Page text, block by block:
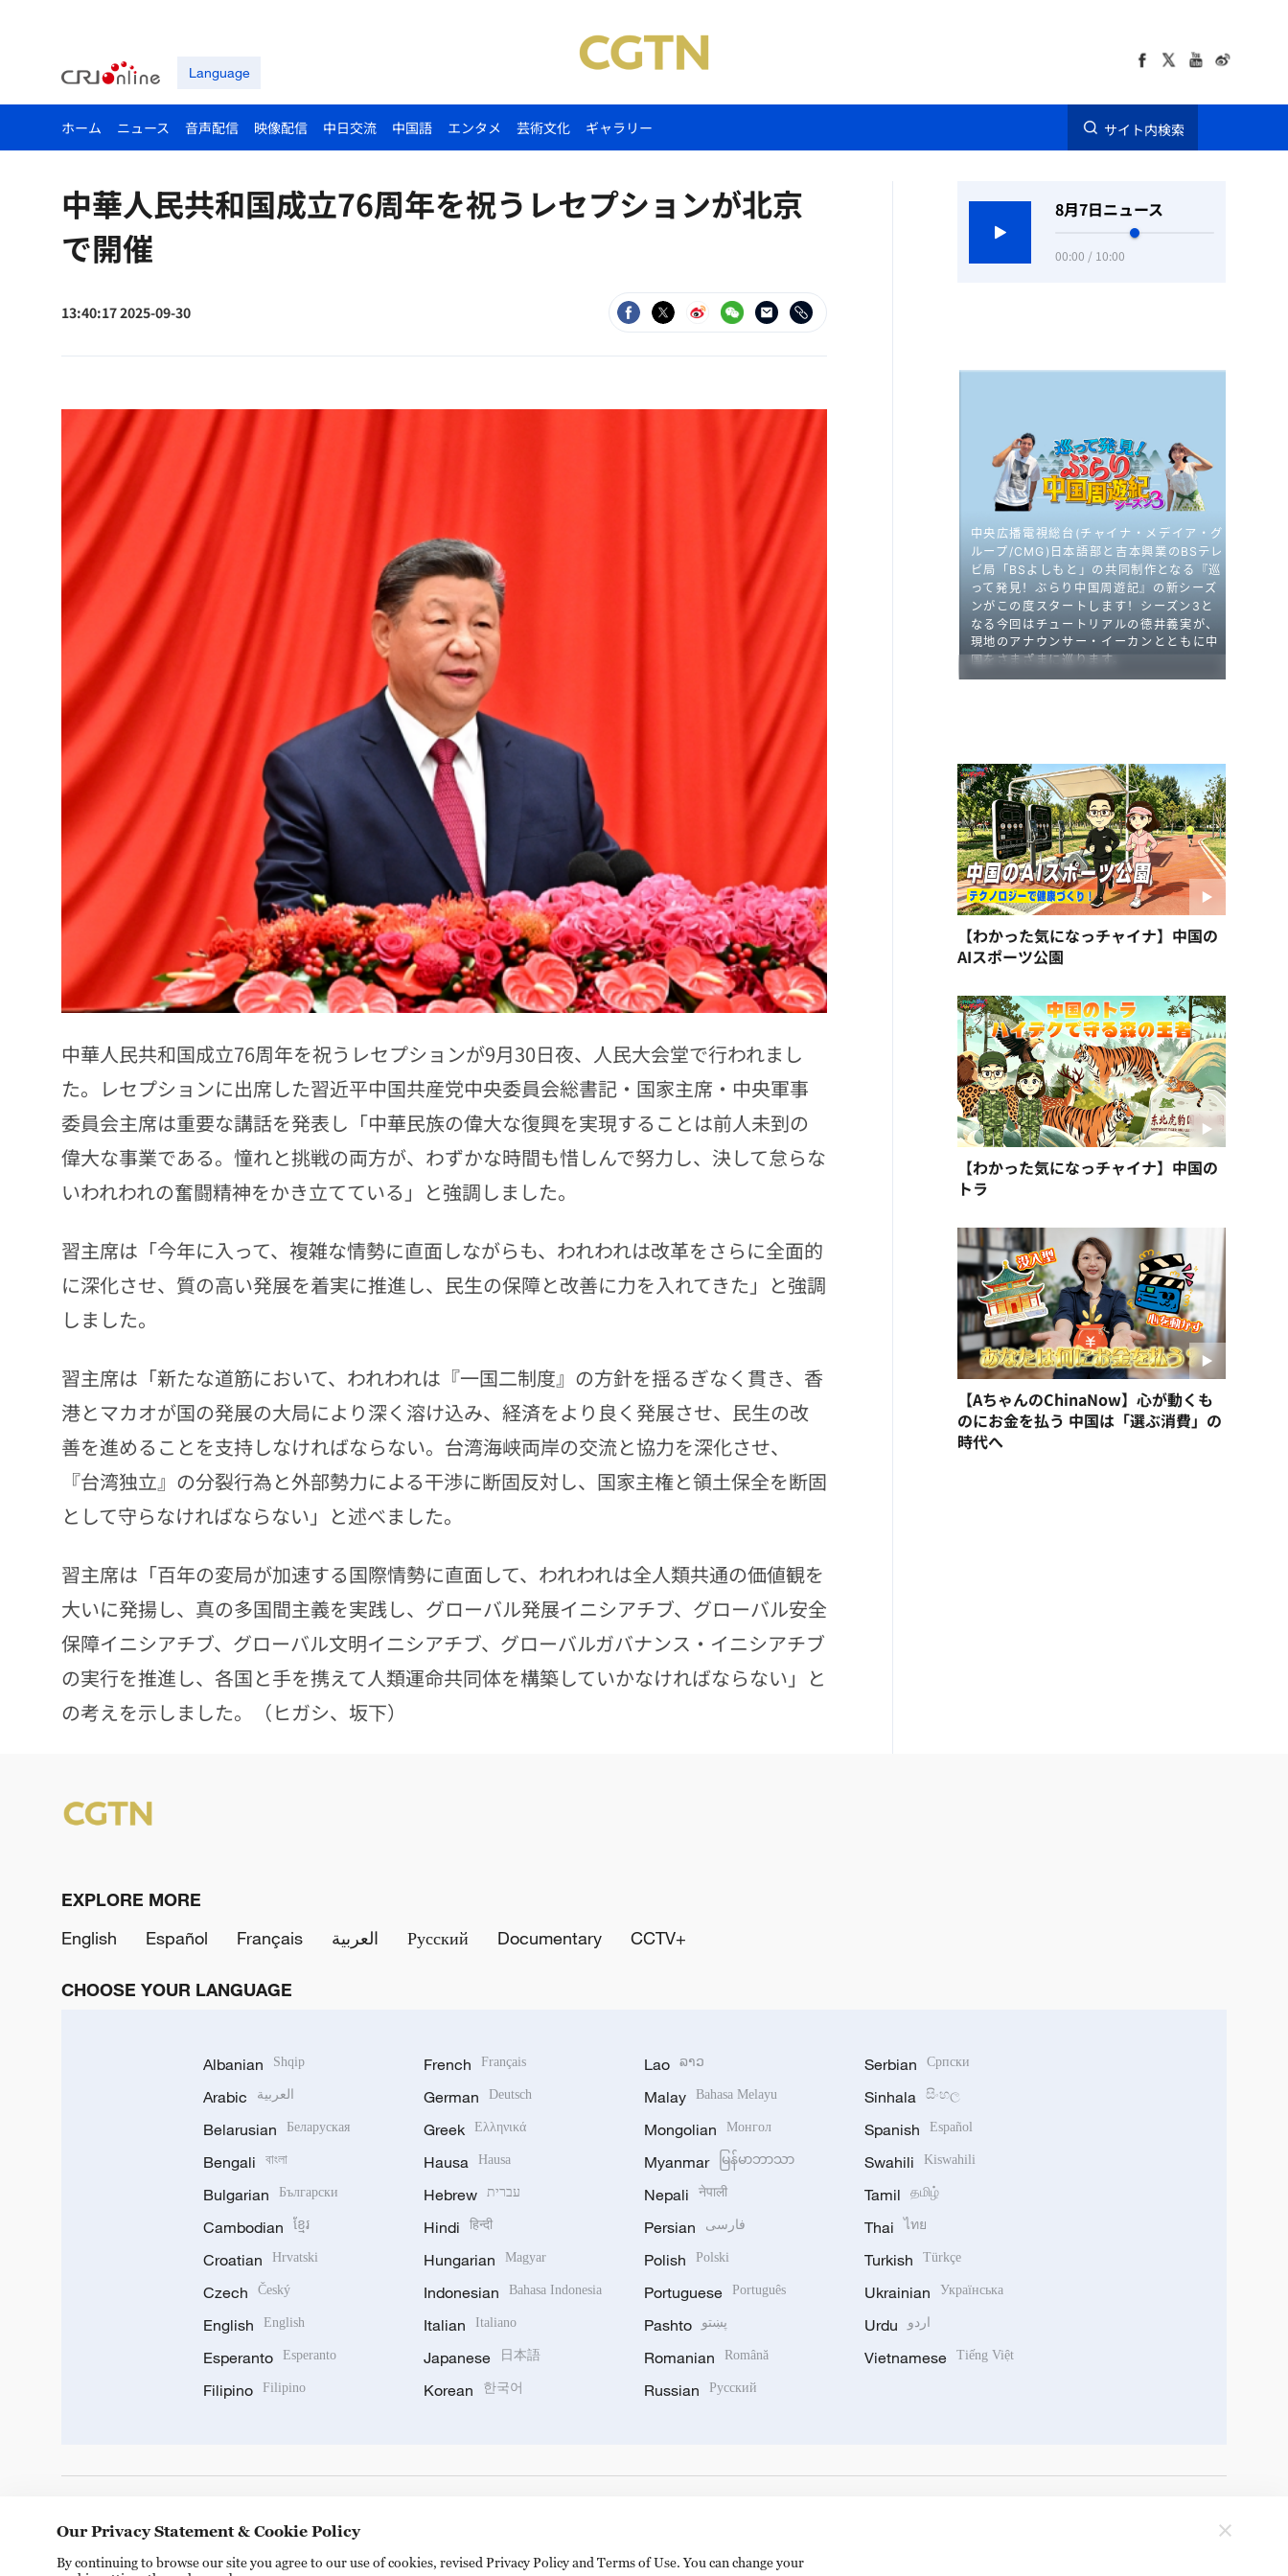
Language
ホーム ニュース 音声配信 映像配信 中日交流 中国語 エンタメ 芸術文化 ギャラリー サイト内検索
中華人民共和国成立76周年を祝うレセプションが北京
で開催
13:40:17 2025-09-30
中華人民共和国成立76周年を祝うレセプションが9月30日夜、人民大会堂で行われまし
た。レセプションに出席した習近平中国共産党中央委員会総書記・国家主席・中央軍事
委員会主席は重要な講話を発表し「中華民族の偉大な復興を実現することは前人未到の
偉大な事業である。憧れと挑戦の両方が、わずかな時間も惜しんで努力し、決して怠らな
いわれわれの奮闘精神をかき立てている」と強調しました。
習主席は「今年に入って、複雑な情勢に直面しながらも、われわれは改革をさらに全面的
に深化させ、質の高い発展を着実に推進し、民生の保障と改善に力を入れてきた」と強調
しました。
習主席は「新たな道筋において、われわれは『一国二制度』の方針を揺るぎなく貫き、香
港とマカオが国の発展の大局により深く溶け込み、経済をより良く発展させ、民生の改
善を進めることを支持しなければならない。台湾海峡両岸の交流と協力を深化させ、
『台湾独立』の分裂行為と外部勢力による干渉に断固反対し、国家主権と領土保全を断固
として守らなければならない」と述べました。
習主席は「百年の変局が加速する国際情勢に直面して、われわれは全人類共通の価値観を
大いに発揚し、真の多国間主義を実践し、グローバル発展イニシアチブ、グローバル安全
保障イニシアチブ、グローバル文明イニシアチブ、グローバルガバナンス・イニシアチブ
の実行を推進し、各国と手を携えて人類運命共同体を構築していかなければならない」と
の考えを示しました。（ヒガシ、坂下）
8月7日ニュース
00:00 / 10:00
【わかった気になっチャイナ】中国の
AIスポーツ公園
【わかった気になっチャイナ】中国の
トラ
【AちゃんのChinaNow】心が動くも
のにお金を払う 中国は「選ぶ消費」の
時代へ
EXPLORE MORE
English
Español Français العربية Русский Documentary CCTV+
CHOOSE YOUR LANGUAGE
Albanian Shqip
Arabic العربية
Belarusian Беларуская
Bengali বাংলা
Bulgarian Български
Cambodian ខ្មែរ
Croatian Hrvatski
Czech Český
English English
Esperanto Esperanto
Filipino Filipino
French Français
German Deutsch
Greek Ελληνικά
Hausa Hausa
Hebrew עברית
Hindi हिन्दी
Hungarian Magyar
Indonesian Bahasa Indonesia
Italian Italiano
Japanese 日本語
Korean 한국어
Lao ລາວ
Malay Bahasa Melayu
Mongolian Монгол
Myanmar မြန်မာဘာသာ
Nepali नेपाली
Persian فارسی
Polish Polski
Portuguese Português
Pashto پښتو
Romanian Română
Russian Русский
Serbian Српски
Sinhala සිංහල
Spanish Español
Swahili Kiswahili
Tamil தமிழ்
Thai ไทย
Turkish Türkçe
Ukrainian Українська
Urdu اردو
Vietnamese Tiếng Việt
Our Privacy Statement & Cookie Policy
By continuing to browse our site you agree to our use of cookies, revised Privacy Policy and Terms of Use. You can change your